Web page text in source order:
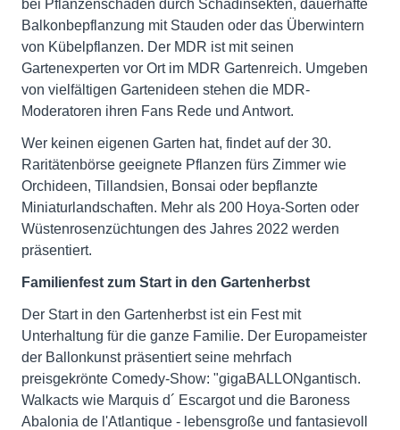
bei Pflanzenschäden durch Schadinsekten, dauerhafte
Balkonbepflanzung mit Stauden oder das Überwintern
von Kübelpflanzen. Der MDR ist mit seinen
Gartenexperten vor Ort im MDR Gartenreich. Umgeben
von vielfältigen Gartenideen stehen die MDR-
Moderatoren ihren Fans Rede und Antwort.
Wer keinen eigenen Garten hat, findet auf der 30.
Raritätenbörse geeignete Pflanzen fürs Zimmer wie
Orchideen, Tillandsien, Bonsai oder bepflanzte
Miniaturlandschaften. Mehr als 200 Hoya-Sorten oder
Wüstenrosenzüchtungen des Jahres 2022 werden
präsentiert.
Familienfest zum Start in den Gartenherbst
Der Start in den Gartenherbst ist ein Fest mit
Unterhaltung für die ganze Familie. Der Europameister
der Ballonkunst präsentiert seine mehrfach
preisgekrönte Comedy-Show: "gigaBALLONgantisch.
Walkacts wie Marquis d´ Escargot und die Baroness
Abalonia de l'Atlantique - lebensgroße und fantasievoll